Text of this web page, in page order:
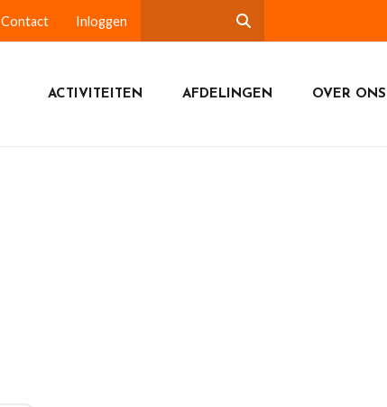
Contact Inloggen
ACTIVITEITEN AFDELINGEN OVER ONS